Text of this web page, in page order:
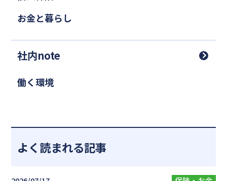
お金と暮らし
社内note
働く環境
よく読まれる記事